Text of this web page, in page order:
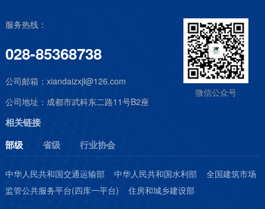
服务热线：
028-85368738
公司邮箱： xiandaizxjl@126.com
公司地址： 成都市武科东二路11号B2座
微信公众号
相关链接
部级
省级 行业协会
中华人民共和国交通运输部 中华人民共和国水利部
全国建筑市场
监管公共服务平台(四库一平台)
住房和城乡建设部